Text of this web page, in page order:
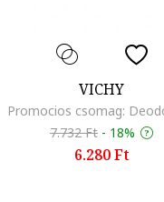
VICHY
7.732 Ft - 18%
6.280 Ft